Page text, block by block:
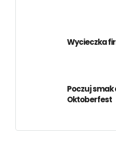
Wycieczka
Poczuj
Oktoberfest